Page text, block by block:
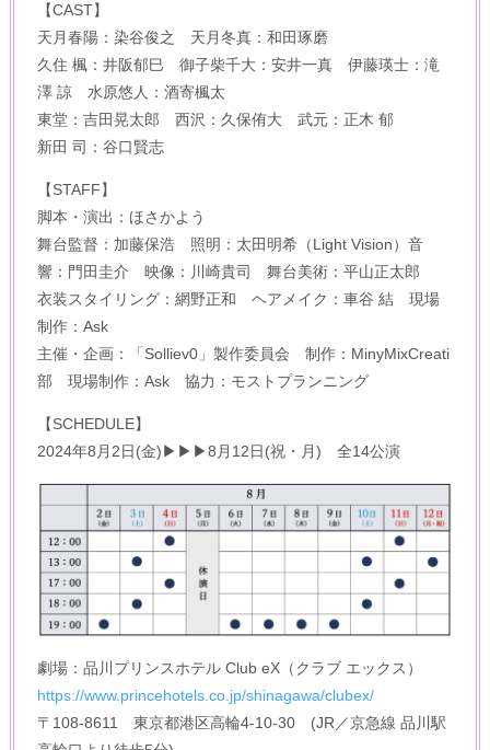
【CAST】
天月春陽：染谷俊之 天月冬真：和田琢磨
久住 楓：井阪郁巳 御子柴千大：安井一真 伊藤瑛士：滝
澤 諒 水原悠人：酒寄楓太
東堂：吉田晃太郎 西沢：久保侑大 武元：正木 郁
新田 司：谷口賢志
【STAFF】
脚本・演出：ほさかよう
舞台監督：加藤保浩 照明：太田明希（Light Vision）音
響：門田圭介 映像：川崎貴司 舞台美術：平山正太郎
衣装スタイリング：網野正和 ヘアメイク：車谷 結 現場
制作：Ask
主催・企画：「Solliev0」製作委員会 制作：MinyMixCreati
部 現場制作：Ask 協力：モストプランニング
【SCHEDULE】
2024年8月2日(金)▶▶▶8月12日(祝・月) 全14公演
劇場：品川プリンスホテル Club eX（クラブ エックス）
https://www.princehotels.co.jp/shinagawa/clubex/
〒108-8611 東京都港区高輪4-10-30 (JR／京急線 品川駅